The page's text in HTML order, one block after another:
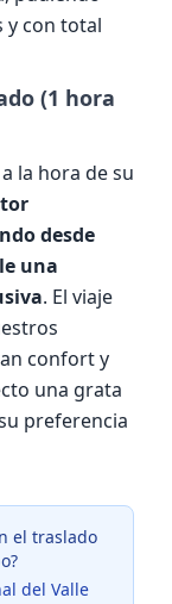
y con total
(1 hora
la hora de su
desde
una
. El viaje
confort y
una grata
preferencia
el traslado
del Valle